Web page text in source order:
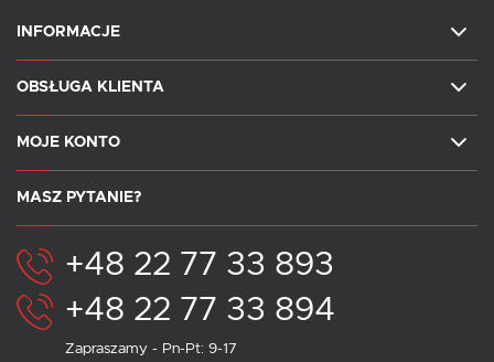
INFORMACJE
OBSŁUGA KLIENTA
MOJE KONTO
MASZ PYTANIE?
+48 22 77 33 893
+48 22 77 33 894
Zapraszamy - Pn-Pt: 9-17